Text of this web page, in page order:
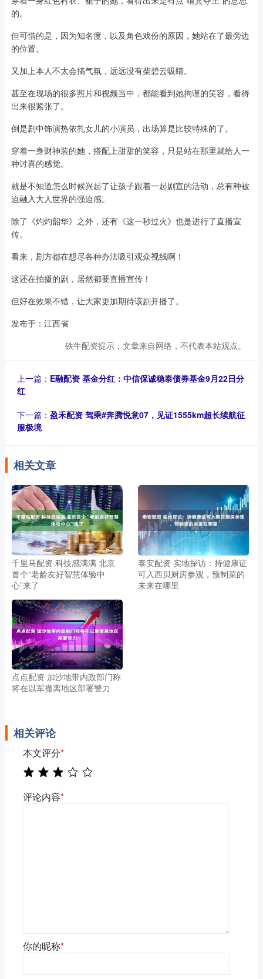
的。
但可惜的是，因为知名度，以及角色戏份的原因，她站在了最旁边
的位置。
又加上本人不太会搞气氛，远远没有柴碧云吸睛。
甚至在现场的很多照片和视频当中，都能看到她拘谨的笑容，看得
出来很紧张了。
倒是剧中饰演热依扎女儿的小演员，出场算是比较特殊的了。
穿着一身财神装的她，搭配上甜甜的笑容，只是站在那里就给人一
种讨喜的感觉。
就是不知道怎么时候兴起了让孩子跟着一起剧宣的活动，总有种被
迫融入大人世界的强迫感。
除了《灼灼韶华》之外，还有《这一秒过火》也是进行了直播宣
传。
看来，剧方都在想尽各种办法吸引观众视线啊！
这还在拍摄的剧，居然都要直播宣传！
但好在效果不错，让大家更加期待该剧开播了。
发布于：江西省
铁牛配资提示：文章来自网络，不代表本站观点。
上一篇： E融配资 基金分红：中信保诚稳泰债券基金9月22日分
红
下一篇： 盈禾配资 驾乘#奔腾悦意07，见证1555km超长续航征
服极境
相关文章
千里马配资 科技感满满 北京
首个“老龄友好智慧体验中
心”来了
泰安配资 实地探访：持健康证
可入西贝厨房参观，预制菜的
未来在哪里
点点配资 加沙地带内政部门称
将在以军撤离地区部署警力
相关评论
本文评分*
评论内容*
你的昵称*